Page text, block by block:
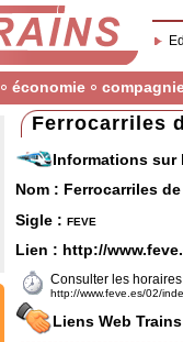
économie
Ferrocarriles
Informations sur
Nom : Ferrocarriles
Sigle : feve
Lien : http://
Consulter les horaires
http://www.feve.es/02/
Liens Web Trains